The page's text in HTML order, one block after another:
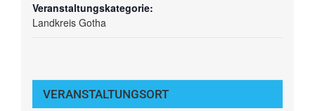
Veranstaltungskategorie:
Landkreis Gotha
VERANSTALTUNGSORT